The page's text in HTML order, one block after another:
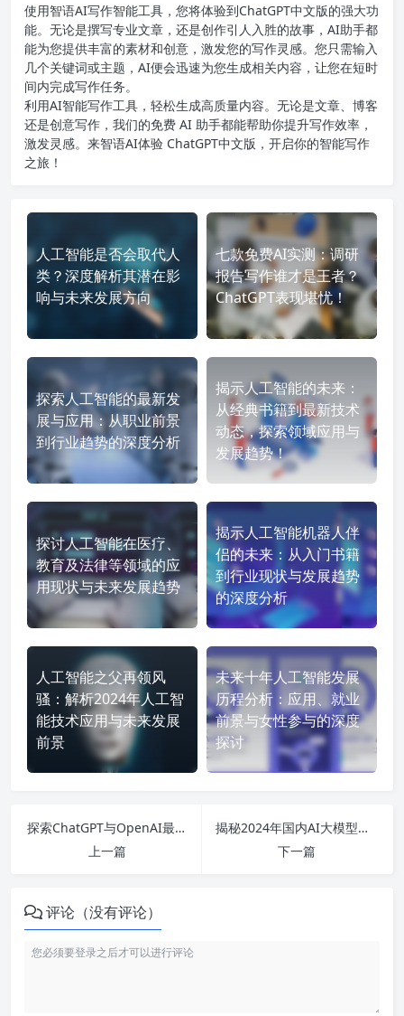
使用智语AI写作智能工具，您将体验到ChatGPT中文版的强大功
能。无论是撰写专业文章，还是创作引人入胜的故事，AI助手都
能为您提供丰富的素材和创意，激发您的写作灵感。您只需输入
几个关键词或主题，AI便会迅速为您生成相关内容，让您在短时
间内完成写作任务。
利用AI智能写作工具，轻松生成高质量内容。无论是文章、博客
还是创意写作，我们的免费 AI 助手都能帮助你提升写作效率，
激发灵感。来智语AI体验 ChatGPT中文版 ，开启你的智能写作
之旅！
人工智能是否会取代人
类？深度解析其潜在影
响与未来发展方向
七款免费AI实测：调研
报告写作谁才是王者？
ChatGPT表现堪忧！
探索人工智能的最新发
展与应用：从职业前景
到行业趋势的深度分析
揭示人工智能的未来：
从经典书籍到最新技术
动态，探索领域应用与
发展趋势！
探讨人工智能在医疗、
教育及法律等领域的应
用现状与未来发展趋势
揭示人工智能机器人伴
侣的未来：从入门书籍
到行业现状与发展趋势
的深度分析
人工智能之父再领风
骚：解析2024年人工智
能技术应用与未来发展
前景
未来十年人工智能发展
历程分析：应用、就业
前景与女性参与的深度
探讨
探索ChatGPT与OpenAI最新发布的人工智能技术，哪个才是你的最佳选择？
上一篇
揭秘2024年国内AI大模型的最新发展趋势与应用，投资机会不可错过！
下一篇
评论（没有评论）